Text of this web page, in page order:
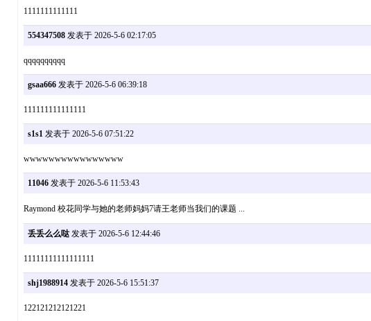
1111111111111
554347508发表于 2026-5-6 02:17:05
qqqqqqqqqq
gsaa666发表于 2026-5-6 06:39:18
111111111111111
s1s1发表于 2026-5-6 07:51:22
wwwwwwwwwwwwwwww
11046发表于 2026-5-6 11:53:43
Raymond 校花同学与她的老师妈妈7请王老师当我们的课题 ...
丢丢么么哒发表于 2026-5-6 12:44:46
11111111111111111
shj1988914发表于 2026-5-6 15:51:37
122121212121221